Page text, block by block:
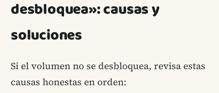
desbloquea»: causas y
soluciones
Si el volumen no se desbloquea, revisa estas
causas honestas en orden: